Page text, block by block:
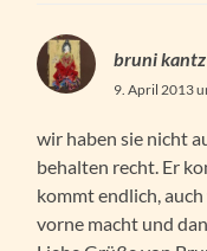
bruni kantz
9. April 2013
wir haben sie nicht
behalten recht. Er
kommt endlich,
vorne macht und